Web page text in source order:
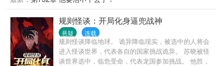
规则怪谈：开局化身逼兜战神
悬疑 连载
规则怪谈降临地球。 诡异降临现实，被选中的人将会
进入怪谈世界，代表各自的国家挑战诡异。 苏晓被怪
谈世界选中，临危受命，代表龙国参加挑战。 他胜，